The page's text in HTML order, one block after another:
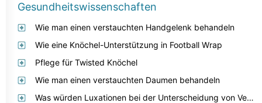
Gesundheitswissenschaften
Wie man einen verstauchten Handgelenk behandeln
Wie eine Knöchel-Unterstützung in Football Wrap
Pflege für Twisted Knöchel
Wie man einen verstauchten Daumen behandeln
Was würden Luxationen bei der Unterscheidung von Verstauchungen und Zerrungen einschließen, was andere nicht?